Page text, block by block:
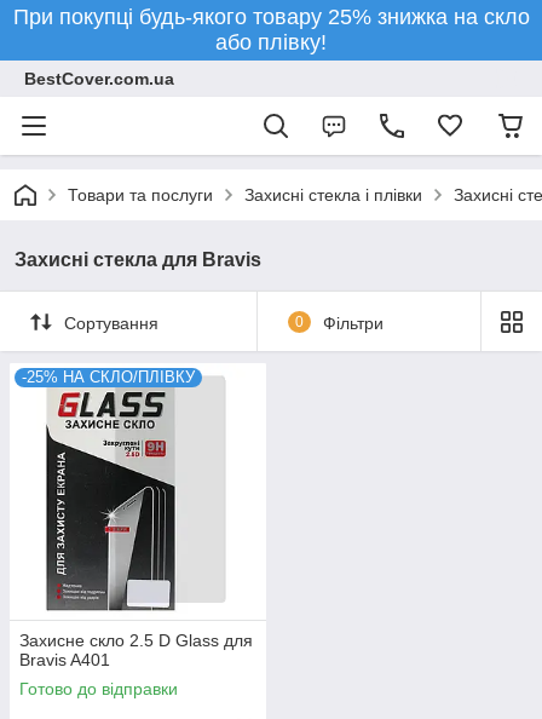
При покупці будь-якого товару 25% знижка на скло
або плівку!
BestCover.com.ua
Товари та послуги Захисні стекла і плівки Захисні
Захисні стекла для Bravis
Сортування 0 Фільтри
-25% НА СКЛО/ПЛІВКУ
Захисне скло 2.5 D Glass для
Bravis A401
Готово до відправки